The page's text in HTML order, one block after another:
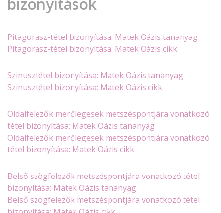
Pitagorasz-tétel bizonyítása: Matek Oázis tananyag
Pitagorasz-tétel bizonyítása: Matek Oázis cikk
Szinusztétel bizonyítása: Matek Oázis tananyag
Szinusztétel bizonyítása: Matek Oázis cikk
Oldalfelezők merőlegesek metszéspontjára vonatkozó
tétel bizonyítása: Matek Oázis tananyag
​​Oldalfelezők merőlegesek metszéspontjára vonatkozó
tétel bizonyítása: Matek Oázis cikk
Belső szögfelezők metszéspontjára vonatkozó tétel
bizonyítása: Matek Oázis tananyag
Belső szögfelezők metszéspontjára vonatkozó tétel